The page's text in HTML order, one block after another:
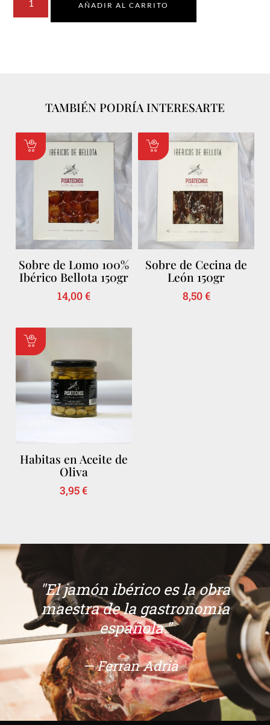
AÑADIR AL CARRITO
TAMBIÉN PODRÍA INTERESARTE
Sobre de Lomo 100%
Ibérico Bellota 150gr
14,00€
Sobre de Cecina de
León 150gr
8,50€
Habitas en Aceite de
Oliva
3,95€
"El jamón ibérico es la obra
maestra de la gastronomía
española."
— Ferran Adrià